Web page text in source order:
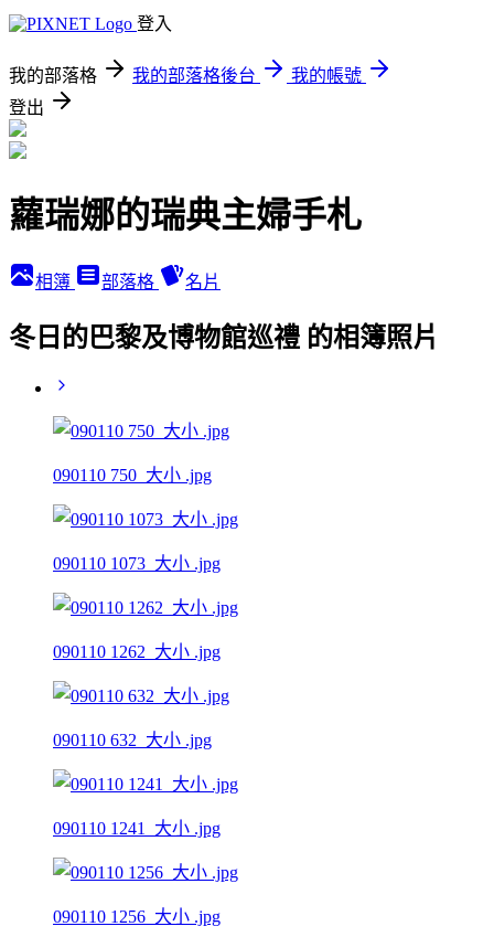
登入
我的部落格 我的部落格後台
我的帳號
登出
蘿瑞娜的瑞典主婦手札
相簿 部落格 名片
冬日的巴黎及博物館巡禮 的相簿照片
090110 750_大小 .jpg
090110 1073_大小 .jpg
090110 1262_大小 .jpg
090110 632_大小 .jpg
090110 1241_大小 .jpg
090110 1256_大小 .jpg